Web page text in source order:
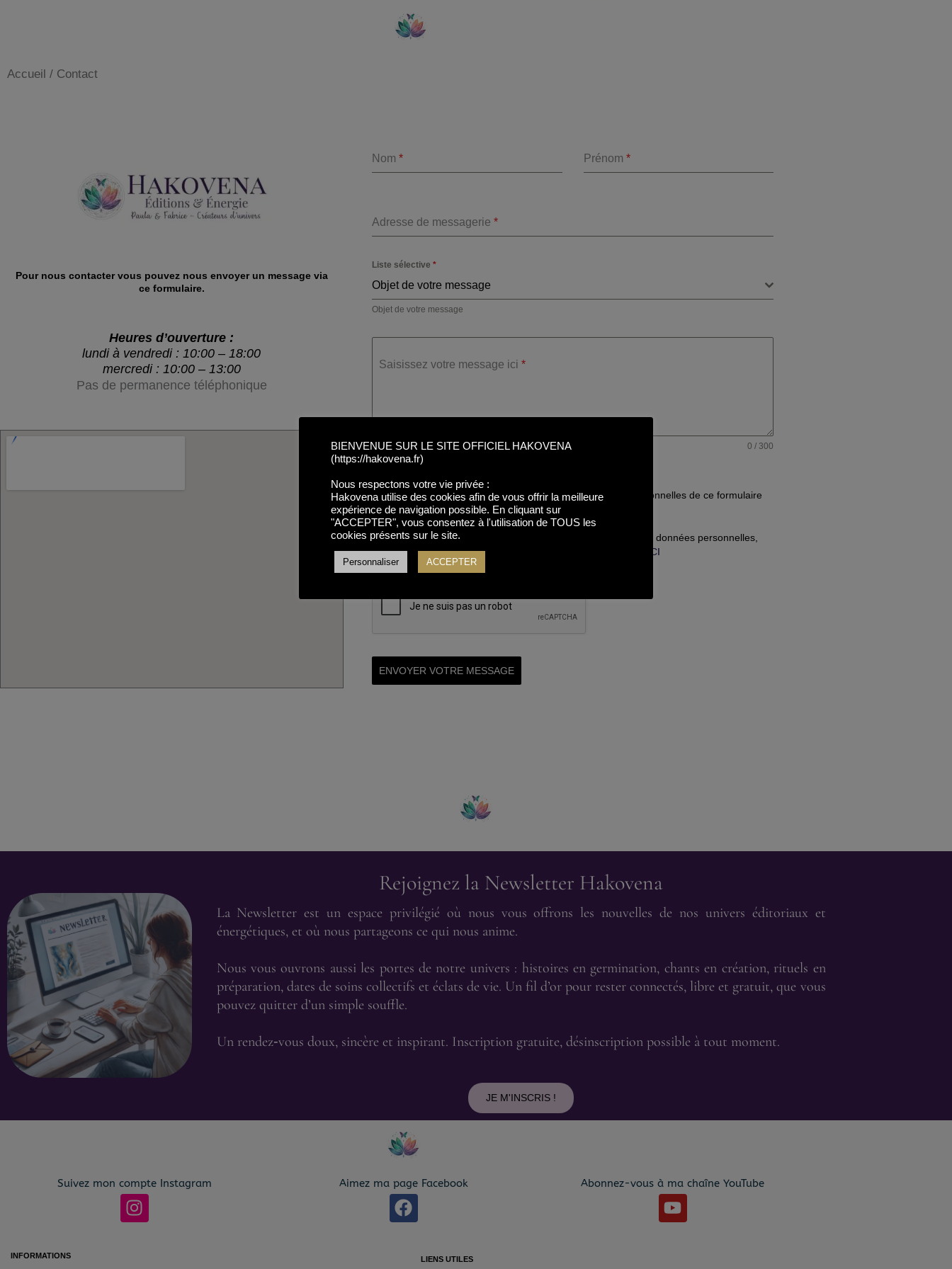
Accueil / Contact
Pour nous contacter vous pouvez nous envoyer un message via
ce formulaire.
Heures d’ouverture :
lundi à vendredi : 10:00 – 18:00
mercredi : 10:00 – 13:00
Pas de permanence téléphonique
Nom * Prénom *
Adresse de messagerie *
Liste sélective *
Objet de votre message
Objet de votre message
Saisissez votre message ici *
0 / 300
Consentement RGPD*
J'autorise Hakovena à traiter et stocker les données personnelles de ce formulaire
afin de répondre à ma requête.
Pour en savoir plus sur le traitement et le stockage de vos données personnelles,
vous pouvez consulter notre politique de confidentialité :
ICI
ENVOYER VOTRE MESSAGE
Rejoignez la Newsletter Hakovena
La Newsletter est un espace privilégié où nous vous offrons les nouvelles de nos univers éditoriaux et
énergétiques, et où nous partageons ce qui nous anime.
Nous vous ouvrons aussi les portes de notre univers : histoires en germination, chants en création, rituels en
préparation, dates de soins collectifs et éclats de vie. Un fil d’or pour rester connectés, libre et gratuit, que vous
pouvez quitter d’un simple souffle.
Un rendez‑vous doux, sincère et inspirant. Inscription gratuite, désinscription possible à tout moment.
JE M'INSCRIS !
Suivez mon compte Instagram
I
n
Aimez ma page Facebook
F
a
Abonnez-vous à ma chaîne YouTube
Y
o
INFORMATIONS LIENS UTILES
BIENVENUE SUR LE SITE OFFICIEL HAKOVENA
(https://hakovena.fr)
Nous respectons votre vie privée :
Hakovena utilise des cookies afin de vous offrir la meilleure
expérience de navigation possible. En cliquant sur
"ACCEPTER", vous consentez à l'utilisation de TOUS les
cookies présents sur le site.
Personnaliser ACCEPTER